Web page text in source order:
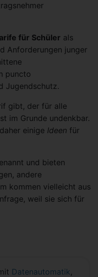
für Schüler als
Anforderungen junger
puncto
Jugendschutz.
gibt, der für alle
im Grunde undenkbar.
einige Ideen für
und bieten
andere
kommen vielleicht aus
weil sie sich für
Datenautomatik,